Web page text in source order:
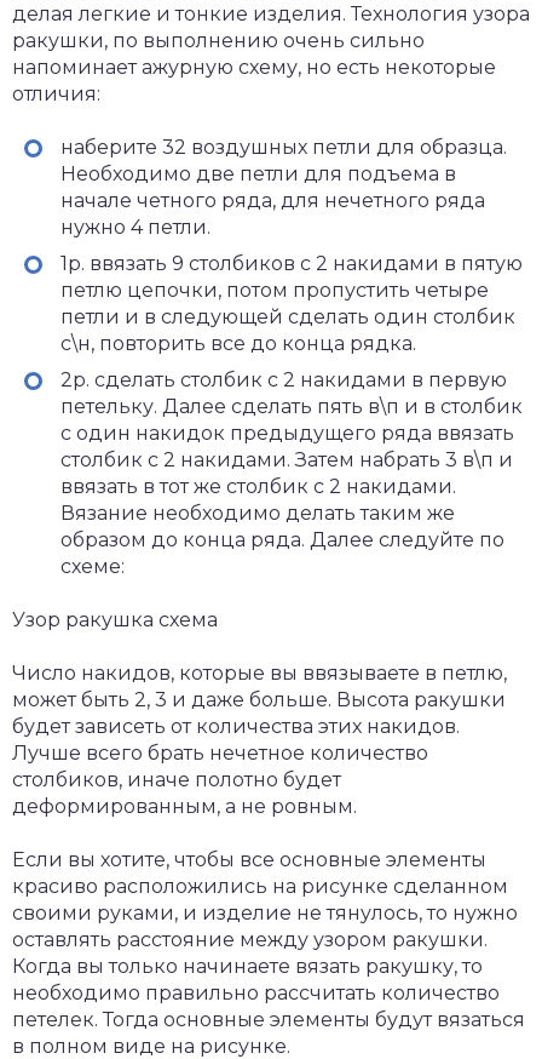
делая легкие и тонкие изделия. Технология узора
ракушки, по выполнению очень сильно
напоминает ажурную схему, но есть некоторые
отличия:
наберите 32 воздушных петли для образца.
Необходимо две петли для подъема в
начале четного ряда, для нечетного ряда
нужно 4 петли.
1р. ввязать 9 столбиков с 2 накидами в пятую
петлю цепочки, потом пропустить четыре
петли и в следующей сделать один столбик
с\н, повторить все до конца рядка.
2р. сделать столбик с 2 накидами в первую
петельку. Далее сделать пять в\п и в столбик
с один накидок предыдущего ряда ввязать
столбик с 2 накидами. Затем набрать 3 в\п и
ввязать в тот же столбик с 2 накидами.
Вязание необходимо делать таким же
образом до конца ряда. Далее следуйте по
схеме:
Узор ракушка схема
Число накидов, которые вы ввязываете в петлю,
может быть 2, 3 и даже больше. Высота ракушки
будет зависеть от количества этих накидов.
Лучше всего брать нечетное количество
столбиков, иначе полотно будет
деформированным, а не ровным.
Если вы хотите, чтобы все основные элементы
красиво расположились на рисунке сделанном
своими руками, и изделие не тянулось, то нужно
оставлять расстояние между узором ракушки.
Когда вы только начинаете вязать ракушку, то
необходимо правильно рассчитать количество
петелек. Тогда основные элементы будут вязаться
в полном виде на рисунке.